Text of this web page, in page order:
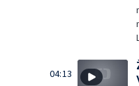
04:13